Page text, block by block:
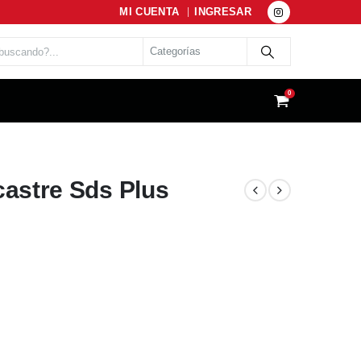
MI CUENTA INGRESAR
0
Sds Plus